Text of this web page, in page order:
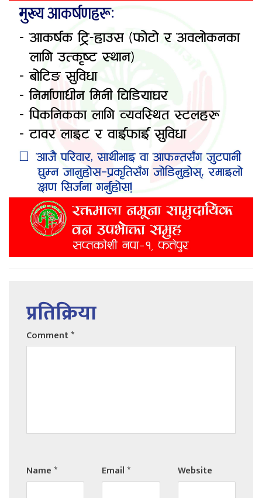
प्रतिक्रिया
Comment*
Name* Email* Website